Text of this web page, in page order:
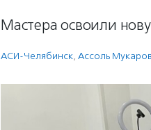
Мастера освоили
АСИ-Челябинск, Ассоль